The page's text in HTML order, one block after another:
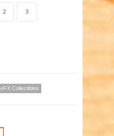
2 3
eFX Collectibles